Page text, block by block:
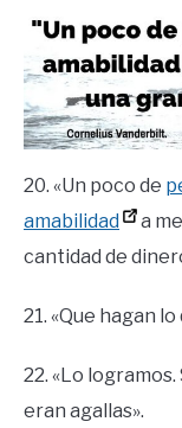
20. «Un poco de
amabilidad
a
cantidad de
21. «Que hagan
22. «Lo
eran agallas».